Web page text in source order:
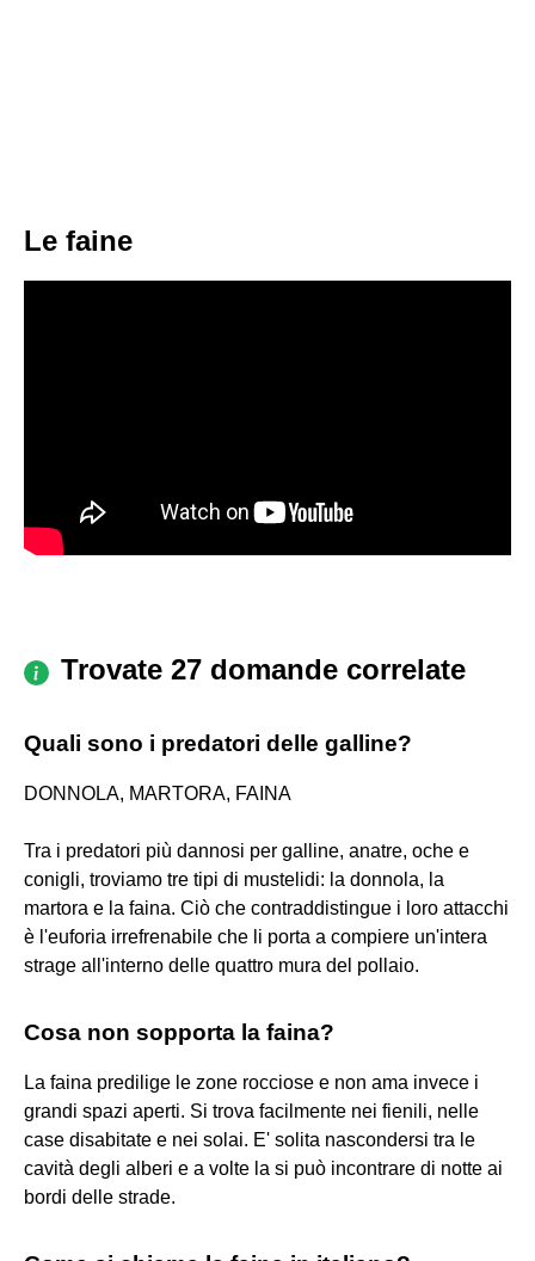
Le faine
Trovate 27 domande correlate
Quali sono i predatori delle galline?
DONNOLA, MARTORA, FAINA
Tra i predatori più dannosi per galline, anatre, oche e
conigli, troviamo tre tipi di mustelidi: la donnola, la
martora e la faina. Ciò che contraddistingue i loro attacchi
è l'euforia irrefrenabile che li porta a compiere un'intera
strage all'interno delle quattro mura del pollaio.
Cosa non sopporta la faina?
La faina predilige le zone rocciose e non ama invece i
grandi spazi aperti. Si trova facilmente nei fienili, nelle
case disabitate e nei solai. E' solita nascondersi tra le
cavità degli alberi e a volte la si può incontrare di notte ai
bordi delle strade.